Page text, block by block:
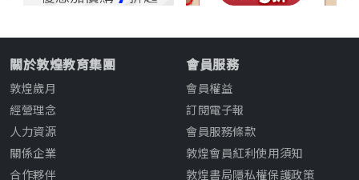
關於敦煌教育集團
敦煌歲月
經營理念
人力資源
關係企業
合作夥伴
會員服務
會員權益
訂閱電子報
會員服務條款
敦煌會員紅利使用須知
敦煌書局隱私權保護政策